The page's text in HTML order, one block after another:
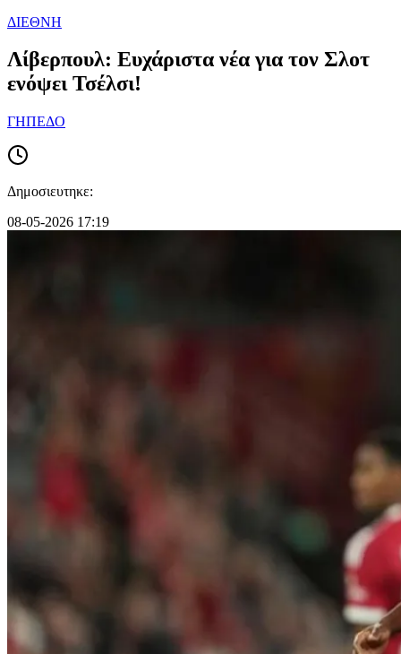
ΔΙΕΘΝΗ
Λίβερπουλ: Ευχάριστα νέα για τον Σλοτ
ενόψει Τσέλσι!
ΓΗΠΕΔΟ
Δημοσιευτηκε:
08-05-2026 17:19